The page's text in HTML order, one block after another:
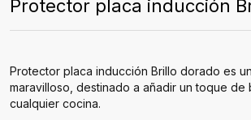
Protector placa inducción
Protector placa inducción Brillo dorado es
maravilloso, destinado a añadir un toque de
cualquier cocina.